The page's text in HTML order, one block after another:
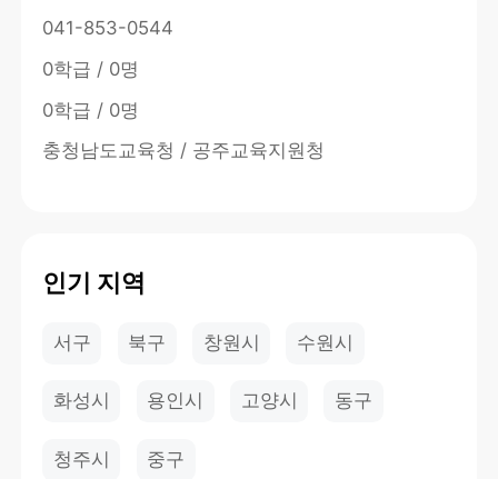
041-853-0544
0학급 / 0명
0학급 / 0명
충청남도교육청 / 공주교육지원청
인기 지역
서구 북구 창원시 수원시
화성시 용인시 고양시 동구
청주시 중구